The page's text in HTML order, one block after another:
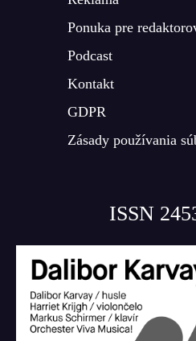
Ponuka pre
Podcast
Kontakt
GDPR
Zásady používania
ISSN